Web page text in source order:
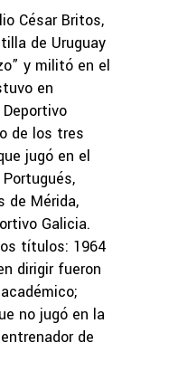
César Britos,
de Uruguay
y militó en el
en
de los tres
jugó en el
de Mérida,
Galicia.
títulos: 1964
dirigir fueron
no jugó en la
de